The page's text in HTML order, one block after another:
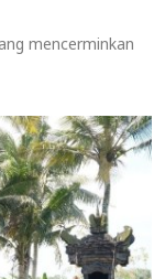
mencerminkan